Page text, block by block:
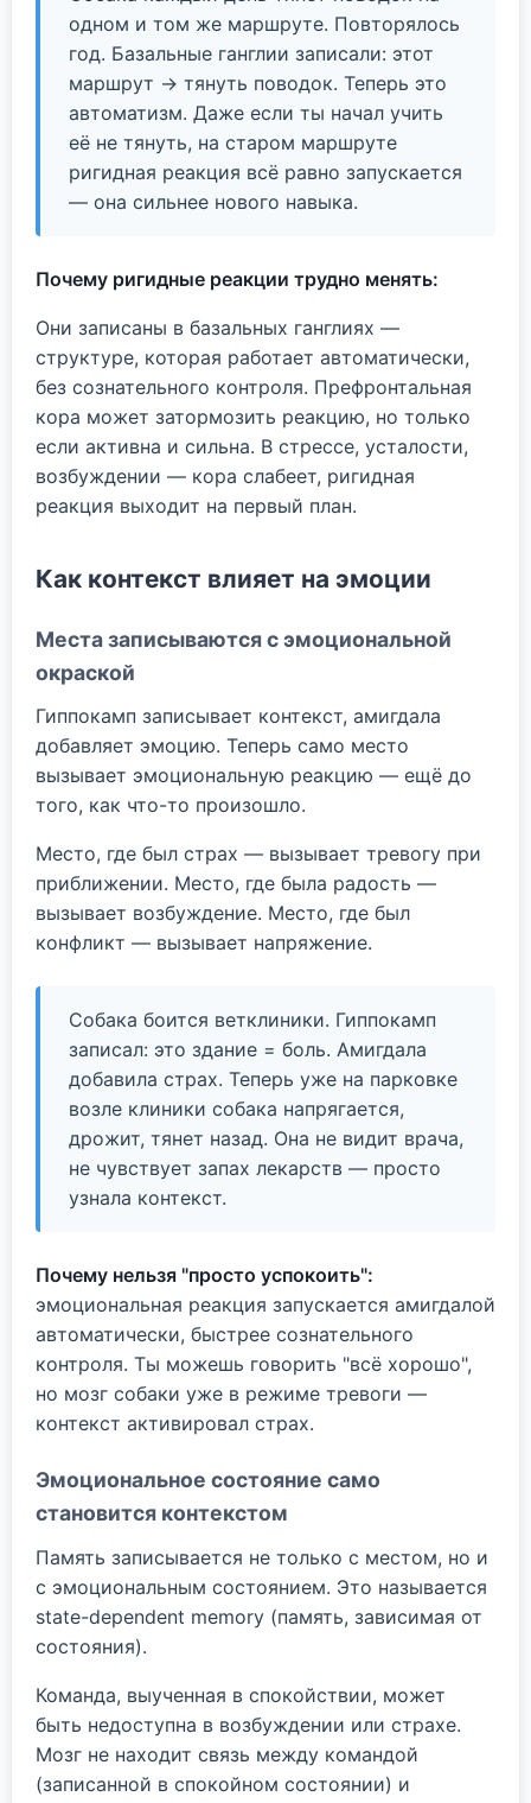
одном и том же маршруте. Повторялось
год. Базальные ганглии записали: этот
маршрут → тянуть поводок. Теперь это
автоматизм. Даже если ты начал учить
её не тянуть, на старом маршруте
ригидная реакция всё равно запускается
— она сильнее нового навыка.
Почему ригидные реакции трудно менять:
Они записаны в базальных ганглиях —
структуре, которая работает автоматически,
без сознательного контроля. Префронтальная
кора может затормозить реакцию, но только
если активна и сильна. В стрессе, усталости,
возбуждении — кора слабеет, ригидная
реакция выходит на первый план.
Как контекст влияет на эмоции
Места записываются с эмоциональной
окраской
Гиппокамп записывает контекст, амигдала
добавляет эмоцию. Теперь само место
вызывает эмоциональную реакцию — ещё до
того, как что-то произошло.
Место, где был страх — вызывает тревогу при
приближении. Место, где была радость —
вызывает возбуждение. Место, где был
конфликт — вызывает напряжение.
Собака боится ветклиники. Гиппокамп
записал: это здание = боль. Амигдала
добавила страх. Теперь уже на парковке
возле клиники собака напрягается,
дрожит, тянет назад. Она не видит врача,
не чувствует запах лекарств — просто
узнала контекст.
Почему нельзя "просто успокоить":
эмоциональная реакция запускается амигдалой
автоматически, быстрее сознательного
контроля. Ты можешь говорить "всё хорошо",
но мозг собаки уже в режиме тревоги —
контекст активировал страх.
Эмоциональное состояние само
становится контекстом
Память записывается не только с местом, но и
с эмоциональным состоянием. Это называется
state-dependent memory (память, зависимая от
состояния).
Команда, выученная в спокойствии, может
быть недоступна в возбуждении или страхе.
Мозг не находит связь между командой
(записанной в спокойном состоянии) и